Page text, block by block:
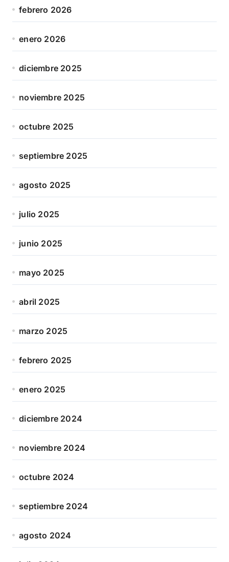
febrero 2026
enero 2026
diciembre 2025
noviembre 2025
octubre 2025
septiembre 2025
agosto 2025
julio 2025
junio 2025
mayo 2025
abril 2025
marzo 2025
febrero 2025
enero 2025
diciembre 2024
noviembre 2024
octubre 2024
septiembre 2024
agosto 2024